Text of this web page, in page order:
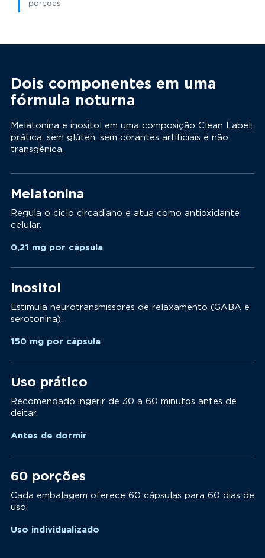
porções
Dois componentes em uma
fórmula noturna
Melatonina e inositol em uma composição Clean Label:
prática, sem glúten, sem corantes artificiais e não
transgênica.
Melatonina
Regula o ciclo circadiano e atua como antioxidante
celular.
0,21 mg por cápsula
Inositol
Estimula neurotransmissores de relaxamento (GABA e
serotonina).
150 mg por cápsula
Uso prático
Recomendado ingerir de 30 a 60 minutos antes de
deitar.
Antes de dormir
60 porções
Cada embalagem oferece 60 cápsulas para 60 dias de
uso.
Uso individualizado